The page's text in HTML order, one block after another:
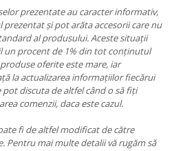
prezentate au caracter informativ,
și pot arăta accesorii care nu
al produsului. Aceste situații
un procent de 1% din tot conținutul
oferite este mare, iar
la actualizarea informațiilor fiecărui
pot discuta de altfel când o să fiți
comenzii, daca este cazul.
fi de altfel modificat de către
Pentru mai multe detalii vă rugăm să